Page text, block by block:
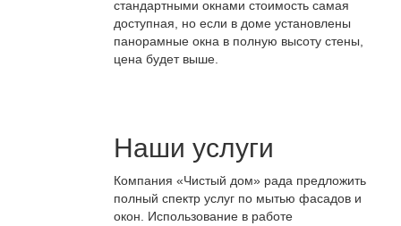
стандартными окнами стоимость самая
доступная, но если в доме установлены
панорамные окна в полную высоту стены,
цена будет выше.
Наши услуги
Компания «Чистый дом» рада предложить
полный спектр услуг по мытью фасадов и
окон. Использование в работе